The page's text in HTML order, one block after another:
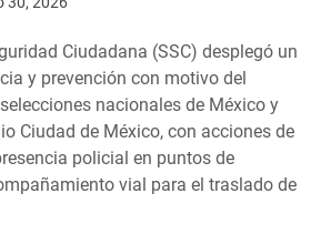
Ciudadana (SSC) desplegó un
y prevención con motivo del
nacionales de México y
Ciudad de México, con acciones de
policial en puntos de
vial para el traslado de